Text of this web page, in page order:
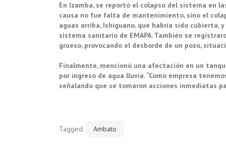
En Izamba, se reportó el colapso del sistema en
causa no fue falta de mantenimiento, sino el
aguas arriba, Ishiguano, que habría sido
sistema sanitario de EMAPA. También se
grueso, provocando el desborde de un pozo,
Finalmente, mencionó una afectación en un
por ingreso de agua lluvia. “Como empresa
señalando que se tomaron acciones inmediatas
Tagged Ambato